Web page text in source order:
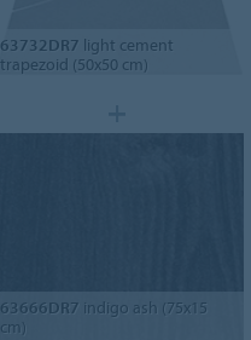
63732DR7 light cement
trapezoid (50x50 cm)
63666DR7 indigo ash (75x15
cm)